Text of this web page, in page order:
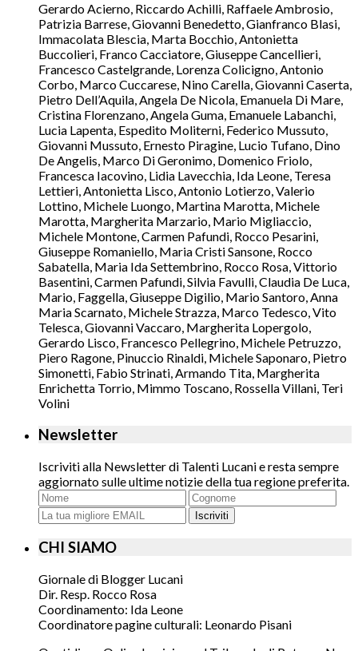
Gerardo Acierno, Riccardo Achilli, Raffaele Ambrosio,
Patrizia Barrese, Giovanni Benedetto, Gianfranco Blasi,
Immacolata Blescia, Marta Bocchio, Antonietta
Buccolieri, Franco Cacciatore, Giuseppe Cancellieri,
Francesco Castelgrande, Lorenza Colicigno, Antonio
Corbo, Marco Cuccarese, Nino Carella, Giovanni Caserta,
Pietro Dell’Aquila, Angela De Nicola, Emanuela Di Mare,
Cristina Florenzano, Angela Guma, Emanuele Labanchi,
Lucia Lapenta, Espedito Moliterni, Federico Mussuto,
Giovanni Mussuto, Ernesto Piragine, Lucio Tufano, Dino
De Angelis, Marco Di Geronimo, Domenico Friolo,
Francesca Iacovino, Lidia Lavecchia, Ida Leone, Teresa
Lettieri, Antonietta Lisco, Antonio Lotierzo, Valerio
Lottino, Michele Luongo, Martina Marotta, Michele
Marotta, Margherita Marzario, Mario Migliaccio,
Michele Montone, Carmen Pafundi, Rocco Pesarini,
Giuseppe Romaniello, Maria Cristi Sansone, Rocco
Sabatella, Maria Ida Settembrino, Rocco Rosa, Vittorio
Basentini, Carmen Pafundi, Silvia Favulli, Claudia De Luca,
Mario, Faggella, Giuseppe Digilio, Mario Santoro, Anna
Maria Scarnato, Michele Strazza, Marco Tedesco, Vito
Telesca, Giovanni Vaccaro, Margherita Lopergolo,
Gerardo Lisco, Francesco Pellegrino, Michele Petruzzo,
Piero Ragone, Pinuccio Rinaldi, Michele Saponaro, Pietro
Simonetti, Fabio Strinati, Armando Tita, Margherita
Enrichetta Torrio, Mimmo Toscano, Rossella Villani, Teri
Volini
Newsletter
Iscriviti alla Newsletter di Talenti Lucani e resta sempre
aggiornato sulle ultime notizie della tua regione preferita.
Iscriviti
CHI SIAMO
Giornale di Blogger Lucani
Dir. Resp. Rocco Rosa
Coordinamento: Ida Leone
Coordinatore pagine culturali: Leonardo Pisani